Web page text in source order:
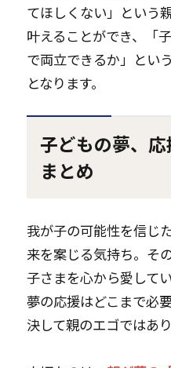
てほしくない」という
叶えることができ、「
で両立できるか」とい
となります。
子どもの夢、応
まとめ
我が子の可能性を信じ
来を案じる気持ち。そ
子さまを心から愛して
夢の応援はどこまで必
決して親のエゴではあり